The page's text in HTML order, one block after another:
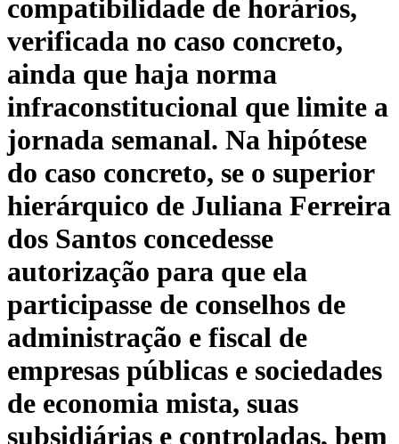
compatibilidade de horários,
verificada no caso concreto,
ainda que haja norma
infraconstitucional que limite a
jornada semanal. Na hipótese
do caso concreto, se o superior
hierárquico de Juliana Ferreira
dos Santos concedesse
autorização para que ela
participasse de conselhos de
administração e fiscal de
empresas públicas e sociedades
de economia mista, suas
subsidiárias e controladas, bem